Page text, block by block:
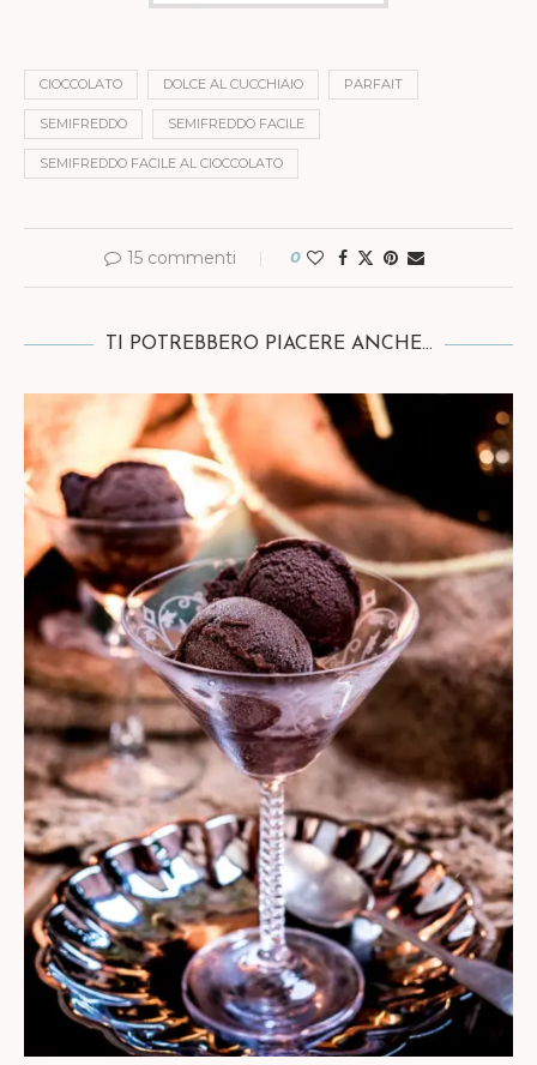
CIOCCOLATO DOLCE AL CUCCHIAIO PARFAIT
SEMIFREDDO SEMIFREDDO FACILE
SEMIFREDDO FACILE AL CIOCCOLATO
15 commenti 0
TI POTREBBERO PIACERE ANCHE...